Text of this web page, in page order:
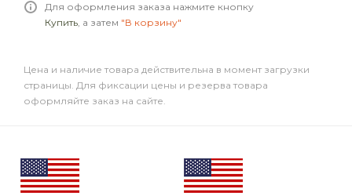
Для оформления заказа нажмите кнопку
Купить, а затем "В корзину"
Цена и наличие товара действительна в момент загрузки
страницы. Для фиксации цены и резерва товара
оформляйте заказ на сайте.